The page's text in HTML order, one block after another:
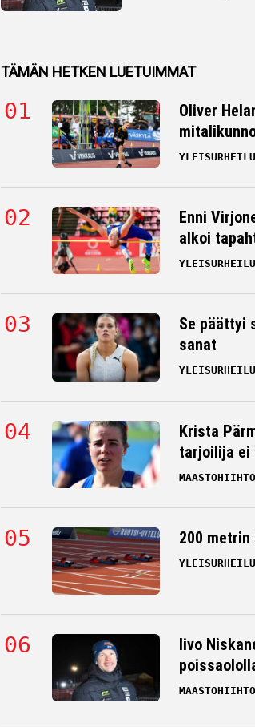
TÄMÄN HETKEN LUETUIMMAT
Oliver
YLEISURHEILU
Enni
alkoi
YLEISURHEILU
Se päättyi
sanat
YLEISURHEILU
Krista
tarjoilija ei
MAASTOHIIHTO
200 metrin
YLEISURHEILU
Iivo
MAASTOHIIHTO